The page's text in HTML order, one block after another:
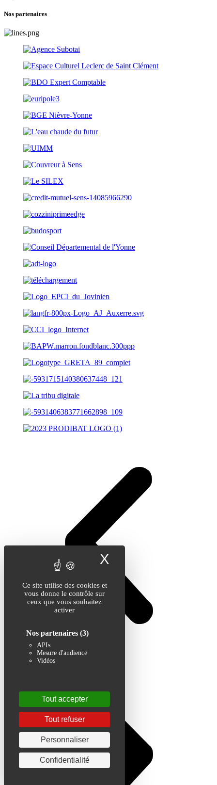
Ce site utilise des cookies et
vous donne le contrôle sur
ceux que vous souhaitez
activer
Nos partenaires (3)
APIs
Mesure d'audience
Vidéos
Tout accepter
Tout refuser
Personnaliser
Confidentialité
X
Nos partenaires